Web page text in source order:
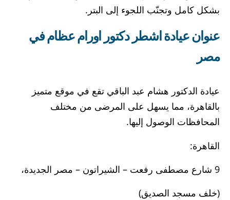
بشكل كامل وتجنّب اللجوء إلى البتر.
عنوان عيادة اشطر دكتور اورام عظام في
مصر
عيادة الدكتور هشام عبد الباقي تقع في موقع متميز
بالقاهرة، مما يسهل على المرضى من مختلف
المحافظات الوصول إليها.
القاهرة:
9 شارع مصطفى رفعت – الشيراتون – مصر الجديدة،
(خلف مسجد الصديق)